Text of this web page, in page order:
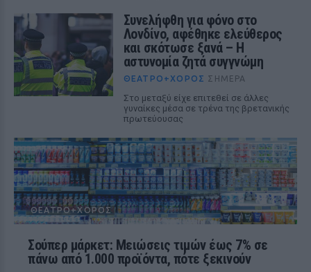
Συνελήφθη για φόνο στο
Λονδίνο, αφέθηκε ελεύθερος
και σκότωσε ξανά – Η
αστυνομία ζητά συγγνώμη
ΘΈΑΤΡΟ+ΧΟΡΌΣ ΣΉΜΕΡΑ
Στο μεταξύ είχε επιτεθεί σε άλλες
γυναίκες μέσα σε τρένα της βρετανικής
πρωτεύουσας
ΘΈΑΤΡΟ+ΧΟΡΌΣ
Σούπερ μάρκετ: Μειώσεις τιμών έως 7% σε
πάνω από 1.000 προϊόντα, πότε ξεκινούν